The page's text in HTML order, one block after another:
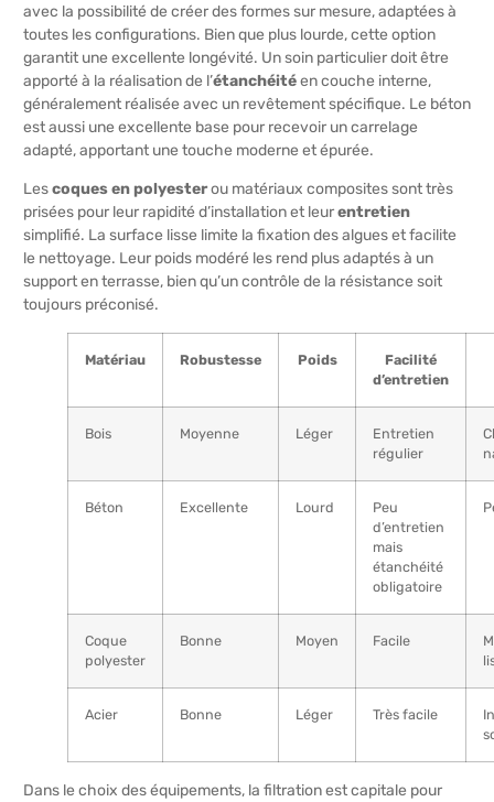
avec la possibilité de créer des formes sur mesure, adaptées à
toutes les configurations. Bien que plus lourde, cette option
garantit une excellente longévité. Un soin particulier doit être
apporté à la réalisation de l’étanchéitéen couche interne,
généralement réalisée avec un revêtement spécifique. Le béton
est aussi une excellente base pour recevoir un carrelage
adapté, apportant une touche moderne et épurée.
Lescoques en polyesterou matériaux composites sont très
prisées pour leur rapidité d’installation et leurentretien
simplifié. La surface lisse limite la fixation des algues et facilite
le nettoyage. Leur poids modéré les rend plus adaptés à un
support en terrasse, bien qu’un contrôle de la résistance soit
toujours préconisé.
Matériau Robustesse Poids
Facilité
d’entretien
Bois Moyenne Léger
Entretien
régulier
Béton Excellente Lourd
Peu
d’entretien
mais
étanchéité
obligatoire
Coque
polyester
Bonne Moyen Facile
Acier Bonne Léger Très facile
Dans le choix des équipements, la filtration est capitale pour